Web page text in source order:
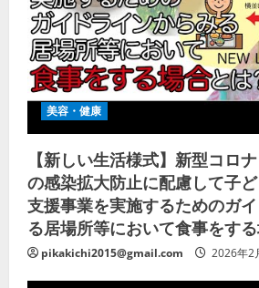
美容・健康
【新しい生活様式】新型コロ
の感染拡大防止に配慮して子
支援事業を実施するためのガ
る居場所等において食事をす
pikakichi2015@gmail.com 2026年2